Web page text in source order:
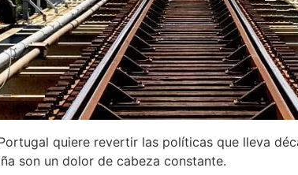
quiere revertir las políticas que lleva
son un dolor de cabeza constante.